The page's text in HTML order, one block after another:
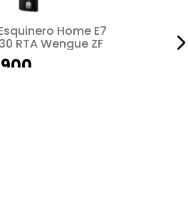
Home E7
RTA Wengue ZF
900